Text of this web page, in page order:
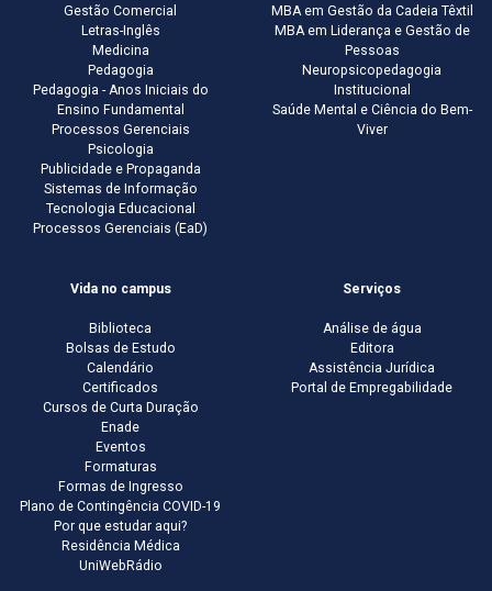
Gestão Comercial
Letras-Inglês
Medicina
Pedagogia
Pedagogia - Anos Iniciais do
Ensino Fundamental
Processos Gerenciais
Psicologia
Publicidade e Propaganda
Sistemas de Informação
Tecnologia Educacional
Processos Gerenciais (EaD)
MBA em Gestão da Cadeia Têxtil
MBA em Liderança e Gestão de
Pessoas
Neuropsicopedagogia
Institucional
Saúde Mental e Ciência do Bem-
Viver
Vida no campus
Biblioteca
Bolsas de Estudo
Calendário
Certificados
Cursos de Curta Duração
Enade
Eventos
Formaturas
Formas de Ingresso
Plano de Contingência COVID-19
Por que estudar aqui?
Residência Médica
UniWebRádio
Serviços
Análise de água
Editora
Assistência Jurídica
Portal de Empregabilidade